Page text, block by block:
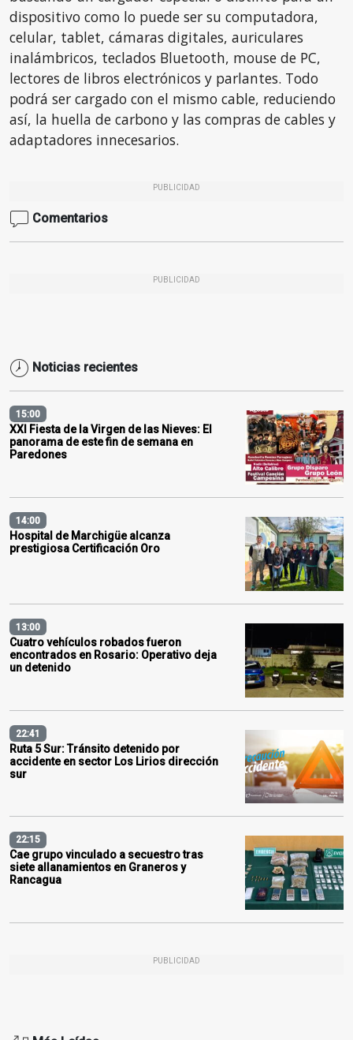
dispositivo como lo puede ser su computadora,
celular, tablet, cámaras digitales, auriculares
inalámbricos, teclados Bluetooth, mouse de PC,
lectores de libros electrónicos y parlantes. Todo
podrá ser cargado con el mismo cable, reduciendo
así, la huella de carbono y las compras de cables y
adaptadores innecesarios.
PUBLICIDAD
Comentarios
PUBLICIDAD
Noticias recientes
15:00
XXI Fiesta de la Virgen de las Nieves: El
panorama de este fin de semana en
Paredones
14:00
Hospital de Marchigüe alcanza
prestigiosa Certificación Oro
13:00
Cuatro vehículos robados fueron
encontrados en Rosario: Operativo deja
un detenido
22:41
Ruta 5 Sur: Tránsito detenido por
accidente en sector Los Lirios dirección
sur
22:15
Cae grupo vinculado a secuestro tras
siete allanamientos en Graneros y
Rancagua
PUBLICIDAD